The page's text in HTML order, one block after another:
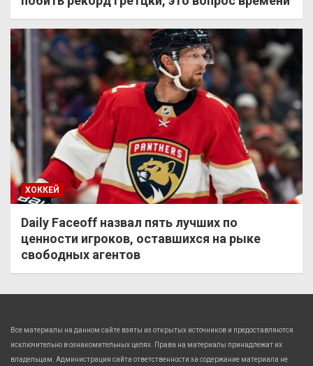
ХОККЕЙ
Daily Faceoff назвал пять лучших по
ценности игроков, оставшихся на рыке
свободных агентов
Все материалы на данном сайте взяты из открытых источников и предоставляются
исключительно в ознакомительных целях. Права на материалы принадлежат их
владельцам. Администрация сайта ответственности за содержание материала не